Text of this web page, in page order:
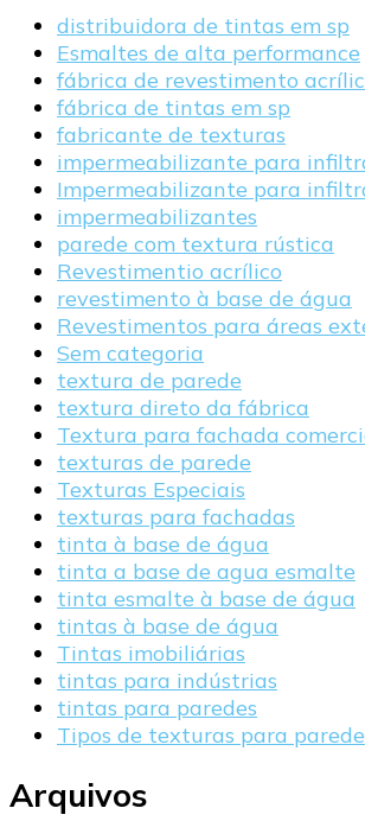
distribuidora de tintas em sp
Esmaltes de alta performance
fábrica de revestimento
fábrica de tintas em sp
fabricante de texturas
impermeabilizante para
Impermeabilizante para
impermeabilizantes
parede com textura rústica
Revestimentio acrílico
revestimento à base de água
Revestimentos para áreas
Sem categoria
textura de parede
textura direto da fábrica
Textura para fachada
texturas de parede
Texturas Especiais
texturas para fachadas
tinta à base de água
tinta a base de agua esmalte
tinta esmalte à base de água
tintas à base de água
Tintas imobiliárias
tintas para indústrias
tintas para paredes
Tipos de texturas para parede
Arquivos